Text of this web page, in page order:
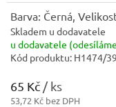
Barva: Černá,
Skladem u dodavatele
u dodavatele
Kód produktu: H1474/
65 Kč / ks
53,72 Kč bez DPH